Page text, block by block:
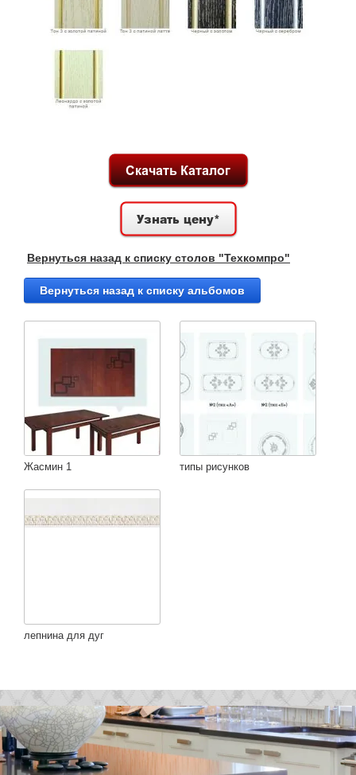
Вернуться назад к списку столов "Техкомпро"
Вернуться назад к списку альбомов
Жасмин 1 типы рисунков
лепнина для дуг